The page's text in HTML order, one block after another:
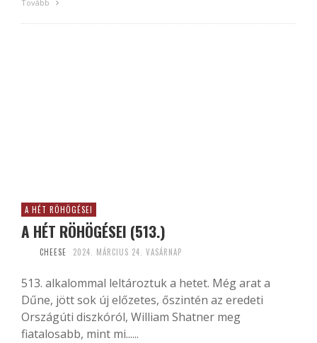
Tovább
A HÉT RÖHÖGÉSEI
A HÉT RÖHÖGÉSEI (513.)
CHEESE 2024. MÁRCIUS 24. VASÁRNAP
513. alkalommal leltároztuk a hetet. Még arat a
Dűne, jött sok új előzetes, őszintén az eredeti
Országúti diszkóról, William Shatner meg
fiatalosabb, mint mi......